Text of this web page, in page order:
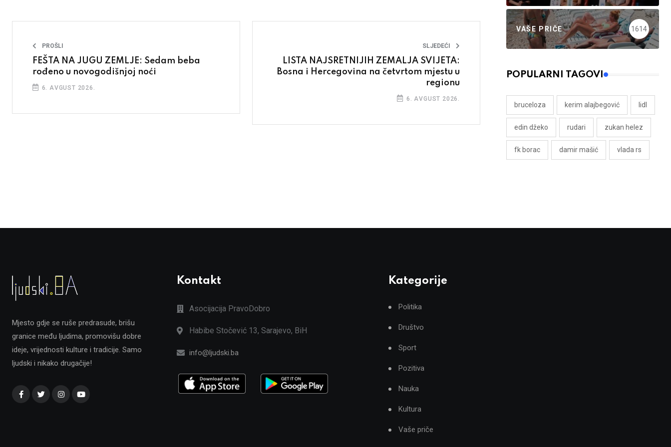
PROŠLI
FEŠTA NA JUGU ZEMLJE: Sedam beba
rođeno u novogodišnjoj noći
6. AVGUST 2026.
SLJEDEĆI
LISTA NAJSRETNIJIH ZEMALJA SVIJETA:
Bosna i Hercegovina na četvrtom mjestu u
regionu
6. AVGUST 2026.
VAŠE PRIČE 1614
POPULARNI TAGOVI
bruceloza kerim alajbegović lidl
edin džeko rudari zukan helez
fk borac damir mašić vlada rs
Mjesto gdje se ruše predrasude, brišu
granice među ljudima, promovišu dobre
ideje, vrijednosti kulture i tradicije. Samo
ljudski i nikako drugačije!
Kontakt
Asocijacija PravoDobro
Habibe Stočević 13, Sarajevo, BiH
info@ljudski.ba
Kategorije
Politika
Društvo
Sport
Pozitiva
Nauka
Kultura
Vaše priče